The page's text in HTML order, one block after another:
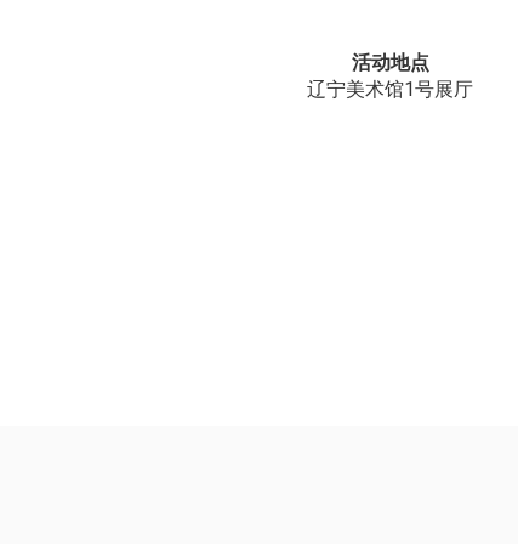
活动地点
辽宁美术馆1号展厅